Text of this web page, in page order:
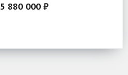
5 880 000 ₽